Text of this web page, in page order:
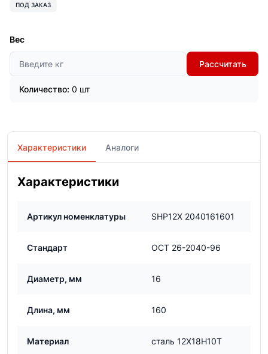
ПОД ЗАКАЗ
Вес
Рассчитать
Количество: 0 шт
Характеристики Аналоги
Характеристики
Артикул номенклатуры SHP12Х 2040161601
Стандарт ОСТ 26-2040-96
Диаметр, мм 16
Длина, мм 160
Материал сталь 12Х18Н10Т